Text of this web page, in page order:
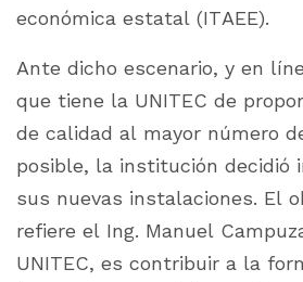
económica estatal (ITAEE).
Ante dicho escenario, y en
que tiene la UNITEC de
de calidad al mayor número
posible, la institución decidió
sus nuevas instalaciones. El
refiere el Ing. Manuel
UNITEC, es contribuir a la